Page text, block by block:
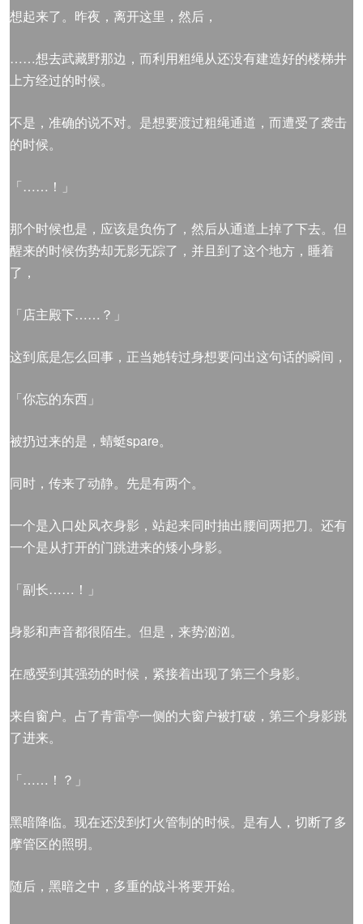
想起来了。昨夜，离开这里，然后，
……想去武藏野那边，而利用粗绳从还没有建造好的楼梯井
上方经过的时候。
不是，准确的说不对。是想要渡过粗绳通道，而遭受了袭击
的时候。
「……！」
那个时候也是，应该是负伤了，然后从通道上掉了下去。但
醒来的时候伤势却无影无踪了，并且到了这个地方，睡着
了，
「店主殿下……？」
这到底是怎么回事，正当她转过身想要问出这句话的瞬间，
「你忘的东西」
被扔过来的是，蜻蜓spare。
同时，传来了动静。先是有两个。
一个是入口处风衣身影，站起来同时抽出腰间两把刀。还有
一个是从打开的门跳进来的矮小身影。
「副长……！」
身影和声音都很陌生。但是，来势汹汹。
在感受到其强劲的时候，紧接着出现了第三个身影。
来自窗户。占了青雷亭一侧的大窗户被打破，第三个身影跳
了进来。
「……！？」
黑暗降临。现在还没到灯火管制的时候。是有人，切断了多
摩管区的照明。
随后，黑暗之中，多重的战斗将要开始。